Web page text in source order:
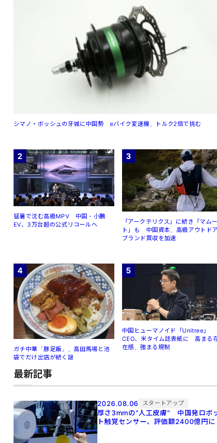
シマノ・ボッシュの牙城に中国勢 eバイク変速機、トルク2倍で挑む
2
猛暑で沈む高級MPV 中国・小鵬
EV、3万台超の公式リコールへ
3
「アークテリクス」に続き「マム
ト」も 中国資本、高級アウトド
ブランド買収を加速
4
ガチ中華「豚足飯」、高田馬場と池
袋でだけ出店が続く謎
5
中国ヒューマノイド「Unitree」
CEO、米タイム誌表紙に 高まる
在感、強まる規制
最新記事
2026.08.06 スタートアップ
厚さ3mmの"人工皮膚" 中国発ロボ
ト触覚センサー、評価額2400億円に